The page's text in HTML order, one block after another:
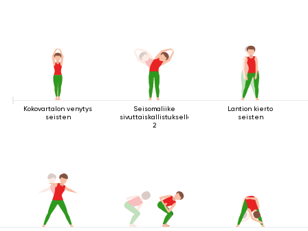
Kokovartalon venytys
seisten
Seisomaliike
sivuttaiskallistuksella
2
Lantion kierto
seisten